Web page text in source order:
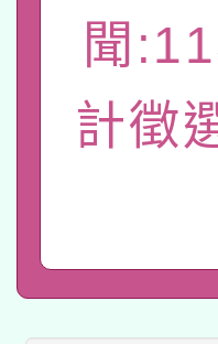
年度健
原住民
族教育
轉知教
新北市
師專業
方素
函轉國
族語言
「族
轉知有
文教
教育
年度
接種對
轉知
業技術
115年
聞
計徵